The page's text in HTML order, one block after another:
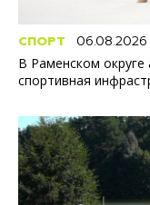
СПОРТ 06.08.2026
В Раменском округе
спортивная